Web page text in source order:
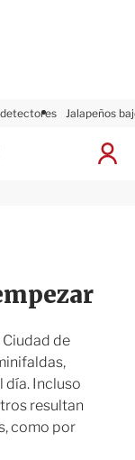
Jalapeños
I
Ciudad de
día. Incluso
resultan
como por